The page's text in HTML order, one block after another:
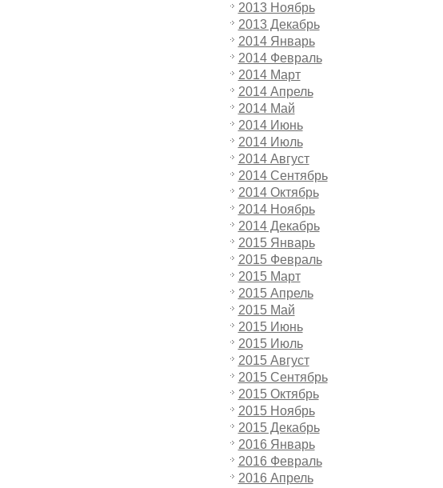
2013 Ноябрь
2013 Декабрь
2014 Январь
2014 Февраль
2014 Март
2014 Апрель
2014 Май
2014 Июнь
2014 Июль
2014 Август
2014 Сентябрь
2014 Октябрь
2014 Ноябрь
2014 Декабрь
2015 Январь
2015 Февраль
2015 Март
2015 Апрель
2015 Май
2015 Июнь
2015 Июль
2015 Август
2015 Сентябрь
2015 Октябрь
2015 Ноябрь
2015 Декабрь
2016 Январь
2016 Февраль
2016 Апрель